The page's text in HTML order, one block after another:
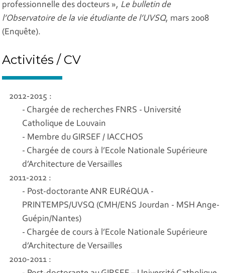
professionnelle des docteurs », Le bulletin de
l’Observatoire de la vie étudiante de l’UVSQ, mars 2008
(Enquête).
Activités / CV
2012-2015 :
- Chargée de recherches FNRS - Université
Catholique de Louvain
- Membre du GIRSEF / IACCHOS
- Chargée de cours à l’Ecole Nationale Supérieure
d’Architecture de Versailles
2011-2012 :
- Post-doctorante ANR EURéQUA -
PRINTEMPS/UVSQ (CMH/ENS Jourdan - MSH Ange-
Guépin/Nantes)
- Chargée de cours à l’Ecole Nationale Supérieure
d’Architecture de Versailles
2010-2011 :